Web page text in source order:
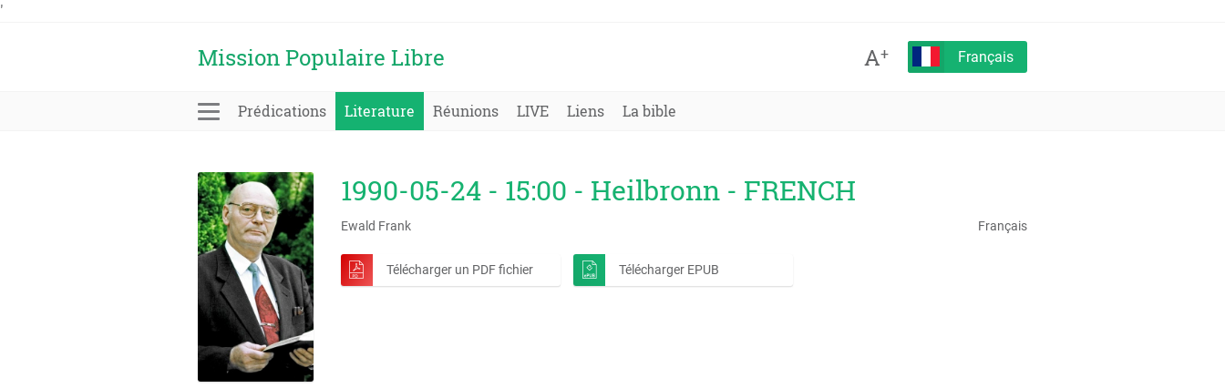
'
Mission Populaire Libre A+ Français
Prédications Literature Réunions LIVE Liens La bible
1990-05-24 - 15:00 - Heilbronn - FRENCH
Ewald Frank Français
Télécharger un PDF fichier Télécharger EPUB